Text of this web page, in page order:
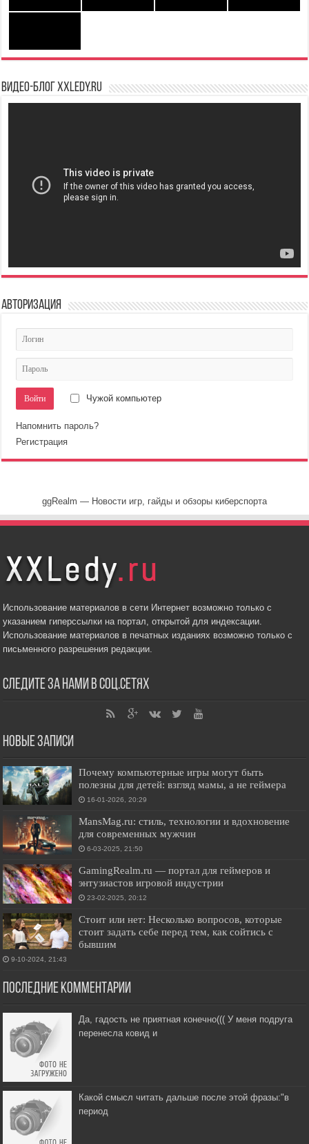
Видео-блог XXLedy.ru
Авторизация
Чужой компьютер
Напомнить пароль?
Регистрация
ggRealm — Новости игр, гайды и обзоры киберспорта
Использование материалов в сети Интернет возможно только с
указанием гиперссылки на портал, открытой для индексации.
Использование материалов в печатных изданиях возможно только с
письменного разрешения редакции.
Следите за нами в соц.сетях
Новые записи
Почему компьютерные игры могут быть
полезны для детей: взгляд мамы, а не геймера
16-01-2026, 20:29
MansMag.ru: стиль, технологии и вдохновение
для современных мужчин
6-03-2025, 21:50
GamingRealm.ru — портал для геймеров и
энтузиастов игровой индустрии
23-02-2025, 20:12
Стоит или нет: Несколько вопросов, которые
стоит задать себе перед тем, как сойтись с
бывшим
9-10-2024, 21:43
Последние комментарии
Да, гадость не приятная конечно((( У меня подруга
перенесла ковид и
Какой смысл читать дальше после этой фразы:"в
период